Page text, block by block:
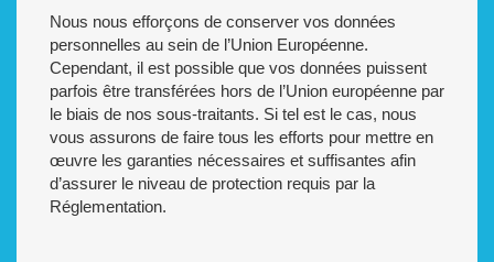
Nous nous efforçons de conserver vos données
personnelles au sein de l’Union Européenne.
Cependant, il est possible que vos données puissent
parfois être transférées hors de l’Union européenne par
le biais de nos sous-traitants. Si tel est le cas, nous
vous assurons de faire tous les efforts pour mettre en
œuvre les garanties nécessaires et suffisantes afin
d’assurer le niveau de protection requis par la
Réglementation.